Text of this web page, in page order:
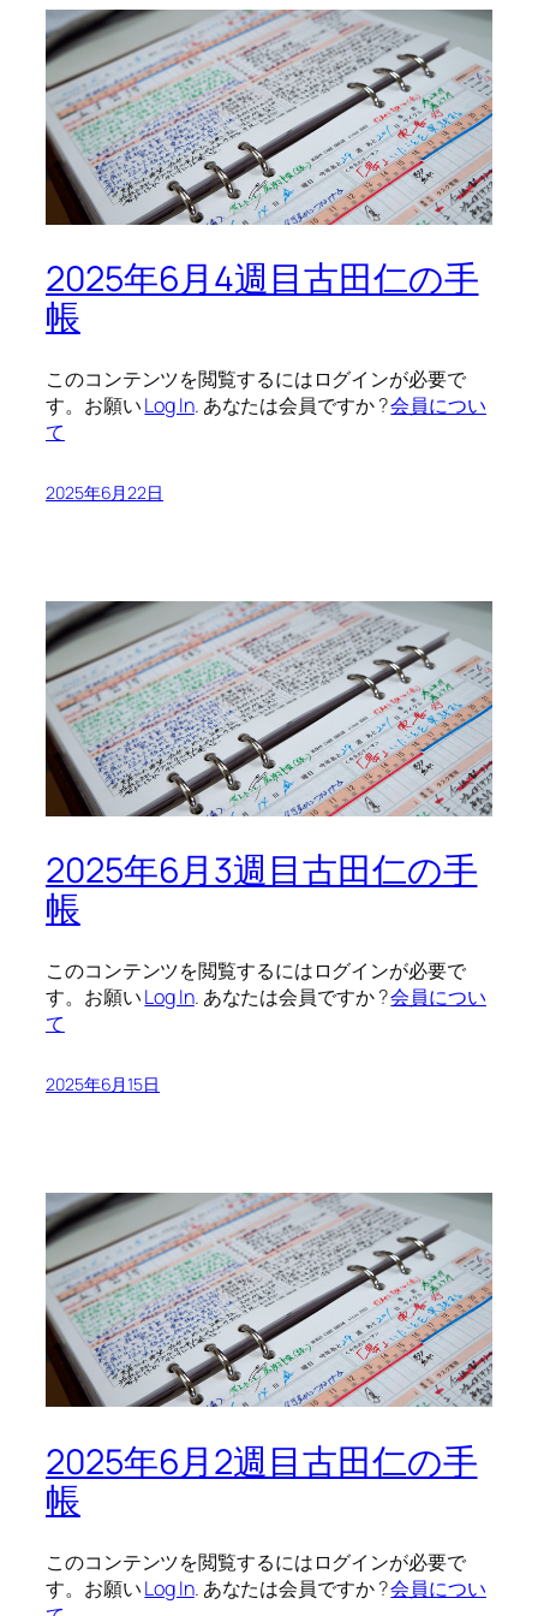
2025年6月4週目古田仁の手
帳
このコンテンツを閲覧するにはログインが必要で
す。お願いLog In. あなたは会員ですか ?会員につい
て
2025年6月22日
2025年6月3週目古田仁の手
帳
このコンテンツを閲覧するにはログインが必要で
す。お願いLog In. あなたは会員ですか ?会員につい
て
2025年6月15日
2025年6月2週目古田仁の手
帳
このコンテンツを閲覧するにはログインが必要で
す。お願いLog In. あなたは会員ですか ?会員につい